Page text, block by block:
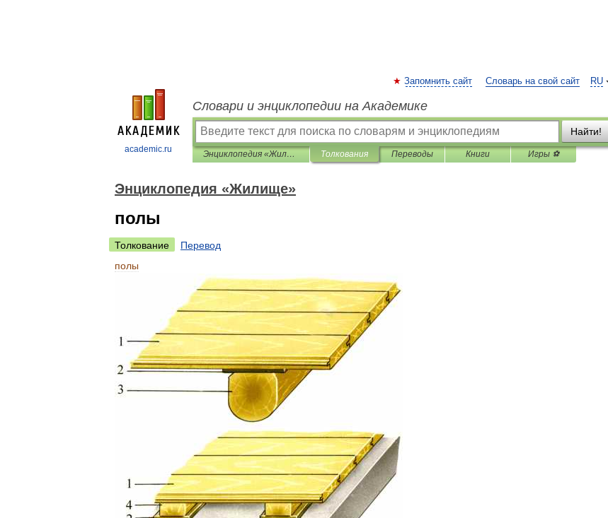
academic.ru
RU
Запомнить сайт Словарь на свой сайт
Словари и энциклопедии на Академике
Найти!
Энциклопедия «Жилище» Толкования Переводы Книги Игры ⚽
Энциклопедия «Жилище»
полы
Толкование
Перевод
полы